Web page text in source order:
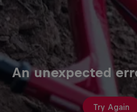
An unexpected
Try Again